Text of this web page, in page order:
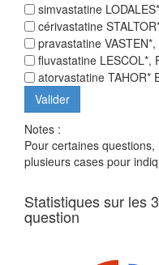
simvastatine
cérivastatine
pravastatine
fluvastatine LESCOL*,
atorvastatine TAHOR*
Notes :
Pour certaines
plusieurs cases pour
Statistiques sur les
question